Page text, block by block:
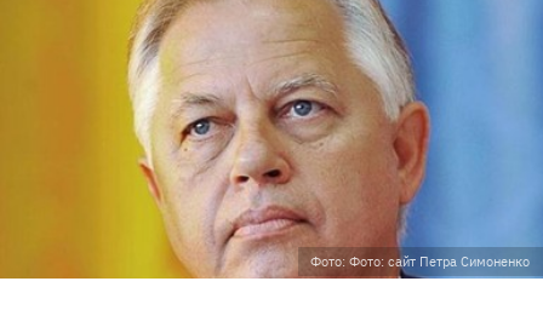
Фото: Фото: сайт Петра Симоненко